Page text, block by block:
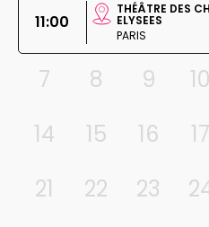
11:00
THÉÂTRE DES
ELYSEES
PARIS
7 8 9 10
14
15 16 17
21
22 23